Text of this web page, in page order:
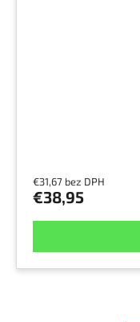
€31,67 bez DPH
€38,95